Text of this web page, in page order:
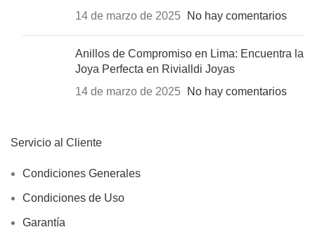
14 de marzo de 2025
No hay comentarios
Anillos de Compromiso en Lima: Encuentra la
Joya Perfecta en Rivialldi Joyas
14 de marzo de 2025
No hay comentarios
Servicio al Cliente
Condiciones Generales
Condiciones de Uso
Garantía